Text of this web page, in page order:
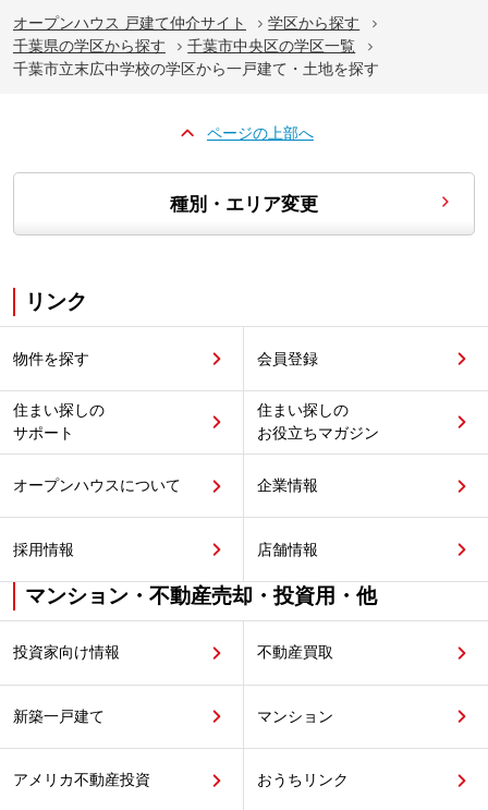
オープンハウス 戸建て仲介サイト
学区から探す
千葉県の学区から探す
千葉市中央区の学区一覧
千葉市立末広中学校の学区から一戸建て・土地を探す
ページの上部へ
種別・エリア変更
リンク
物件を探す 会員登録
住まい探しの
サポート
住まい探しの
お役立ちマガジン
オープンハウスについて 企業情報
採用情報 店舗情報
マンション・不動産売却・投資用・他
投資家向け情報 不動産買取
新築一戸建て マンション
アメリカ不動産投資 おうちリンク